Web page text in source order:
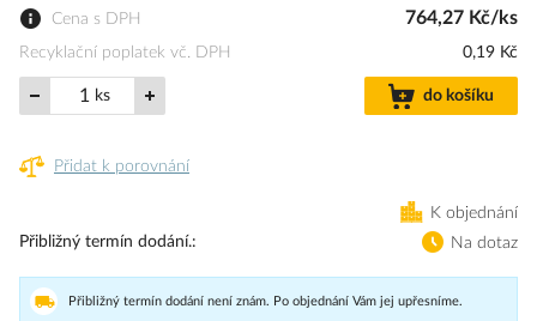
Cena s DPH 764,27 Kč/ks
Recyklační poplatek vč. DPH 0,19 Kč
ks do košíku
Přidat k porovnání
K objednání
Přibližný termín dodání.
Na dotaz
Přibližný termín dodání není znám. Po objednání Vám jej upřesníme.